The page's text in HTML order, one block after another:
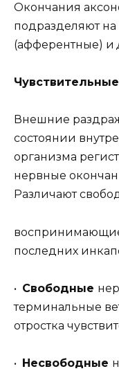
Окончания
подразделяют на
(афферентные) и
Внешние
состоянии
организма
нервные
Различают
последних
• Свободные
терминальные
отростка
• Несвободные